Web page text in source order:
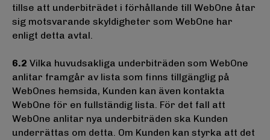
tillse att underbiträdet i förhållande till WebOne åtar
sig motsvarande skyldigheter som WebOne har
enligt detta avtal.
6.2 Vilka huvudsakliga underbiträden som WebOne
anlitar framgår av lista som finns tillgänglig på
WebOnes hemsida, Kunden kan även kontakta
WebOne för en fullständig lista. För det fall att
WebOne anlitar nya underbiträden ska Kunden
underrättas om detta. Om Kunden kan styrka att det